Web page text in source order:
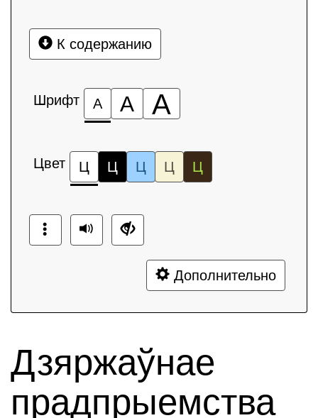
К содержанию
Шрифт А А А
Цвет Ц Ц Ц Ц Ц
Дополнительно
Дзяржаўнае
прадпрыемства